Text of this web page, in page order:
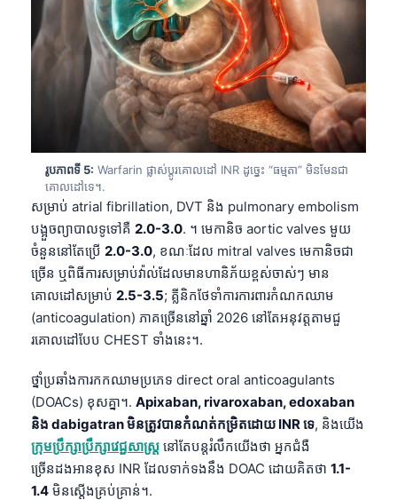
រូបភាពទី 5: Warfarin ផ្លាស់ប្តូរគោលដៅ INR ដូច្នេះ “ធម្មតា” មិនមែនជា
គោលដៅទេ។.
សម្រាប់ atrial fibrillation, DVT និង pulmonary embolism
បង្អួចព្យាបាលទូទៅគឺ 2.0-3.0. ។ មេកានិច aortic valves មួយ
ចំនួននៅតែប្រើ 2.0-3.0, ខណៈដែល mitral valves មេកានិចជា
ច្រើន ឬពិធីការសម្រាប់វ៉ាល់ដែលមានហានិភ័យខ្ពស់ចាស់ៗ មាន
គោលដៅសម្រាប់ 2.5-3.5; គ្លីនិកថែទាំការការពារកំណកឈាម
(anticoagulation) ភាគច្រើននៅឆ្នាំ 2026 នៅតែអនុវត្តតាមជួ
រគោលដៅបែប CHEST ទាំងនេះ។.
ថ្នាំប្រឆាំងការកកឈាមប្រភេទ direct oral anticoagulants
(DOACs) ខុសគ្នា។. Apixaban, rivaroxaban, edoxaban
និង dabigatran មិនត្រូវបានកំណត់កម្រិតដោយ INR ទេ, និងយើង
ក្រុមប្រឹក្សាប្រឹក្សាវេជ្ជសាស្ត្រ នៅតែបន្តរំលឹកយើងថា អ្នកជំងឺ
ច្រើនដងអានខុស INR ដែលទាក់ទងនឹង DOAC ដោយគិតថា 1.1-
1.4 មិនស្តើងគ្រប់គ្រាន់។.